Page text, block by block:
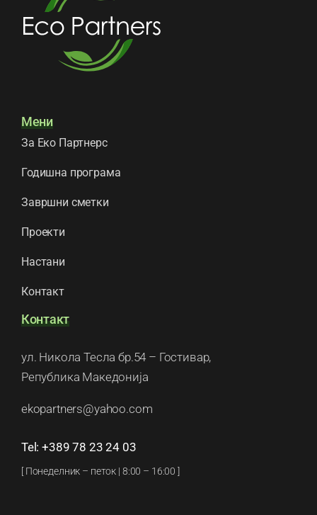
Мени
За Еко Партнерс
Годишна програма
Завршни сметки
Проекти
Настани
Контакт
Контакт
ул. Никола Тесла бр.54 – Гостивар,
Република Македонија
ekopartners@yahoo.com
Tel: +389 78 23 24 03
[ Понеделник – петок | 8:00 – 16:00 ]